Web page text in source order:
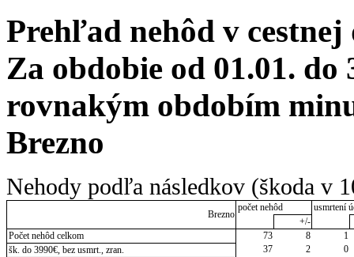
Prehľad nehôd v cestnej
Za obdobie od 01.01. do
rovnakým obdobím
Brezno
Nehody podľa následkov (škoda v
Brezno
počet nehôd
usmrtení
+/-
Počet nehôd celkom
73 8
1
šk. do 3990€, bez usmrt., zran.
37 2
0